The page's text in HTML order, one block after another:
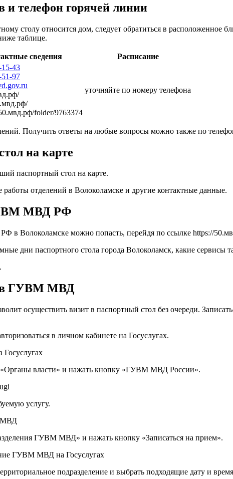
и телефон горячей линии
столу относится дом, следует обратиться в
таблице.
сведения Расписание
43
97
folder/9763374
уточняйте по номеру телефона
Получить ответы на любые вопросы можно также по
на карте
паспортный стол на карте.
отделений в Волоколамске и другие контактные данные.
МВД РФ
Волоколамске можно попасть, перейдя по ссылке https://
дни паспортного стола города Волоколамск, какие
.
в ГУВМ МВД
осуществить визит в паспортный стол без очереди.
в личном кабинете на Госуслугах.
«Органы власти» и нажать кнопку «ГУВМ МВД России».
услугу.
ГУВМ МВД» и нажать кнопку «Записаться на прием».
подразделение и выбрать подходящие дату и